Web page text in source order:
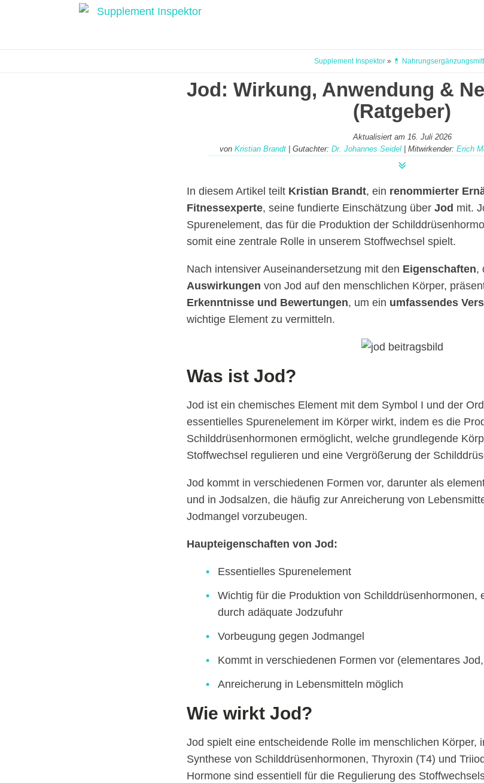
Supplement Inspektor» 💊
Jod: Wirkung, Anwendung &
(Ratgeber)
Aktualisiert am 16. Juli 2026
von Kristian Brandt | Gutachter: Dr. Johannes Seidel | Mitwirkender: Erich
In diesem Artikel teilt Kristian Brandt, ein renommierter
Fitnessexperte, seine fundierte Einschätzung über Jod mit.
Spurenelement, das für die Produktion der
somit eine zentrale Rolle in unserem Stoffwechsel spielt.
Nach intensiver Auseinandersetzung mit den Eigenschaften,
Auswirkungen von Jod auf den menschlichen Körper,
Erkenntnisse und Bewertungen, um ein umfassendes
wichtige Element zu vermitteln.
Was ist Jod?
Jod ist ein chemisches Element mit dem Symbol I und der
essentielles Spurenelement im Körper wirkt, indem es die
Schilddrüsenhormonen ermöglicht, welche grundlegende
Stoffwechsel regulieren und eine Vergrößerung der
Jod kommt in verschiedenen Formen vor, darunter als
und in Jodsalzen, die häufig zur Anreicherung von
Jodmangel vorzubeugen.
Haupteigenschaften von Jod:
Essentielles Spurenelement
Wichtig für die Produktion von Schilddrüsenhormonen,
durch adäquate Jodzufuhr
Vorbeugung gegen Jodmangel
Kommt in verschiedenen Formen vor (elementares
Anreicherung in Lebensmitteln möglich
Wie wirkt Jod?
Jod spielt eine entscheidende Rolle im menschlichen Körper,
Synthese von Schilddrüsenhormonen, Thyroxin (T4) und
Hormone sind essentiell für die Regulierung des